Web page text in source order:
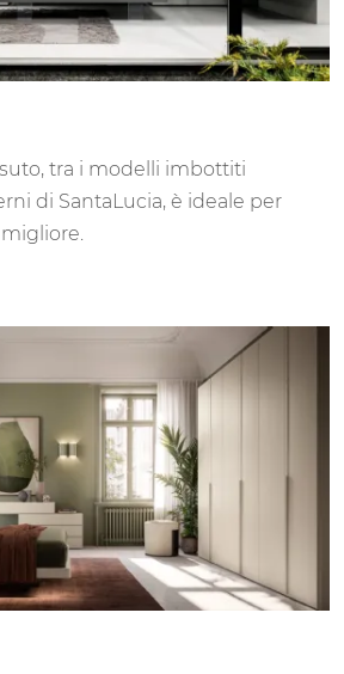
tra i modelli imbottiti
di SantaLucia, è ideale per